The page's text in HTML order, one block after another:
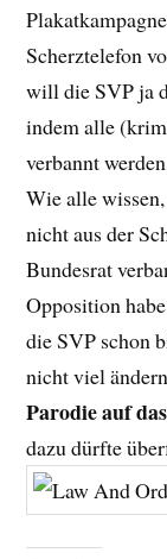
Scherztelefon
will die SVP ja
indem alle
verbannt
Wie alle
nicht aus der
Bundesrat
Opposition
die SVP schon
nicht viel
Parodie auf
dazu dürfte